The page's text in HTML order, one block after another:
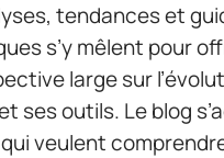
tendances et
s’y mêlent pour
large sur
ses outils. Le blog
veulent